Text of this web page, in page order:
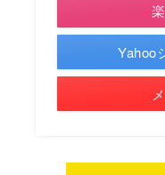
Yahoo